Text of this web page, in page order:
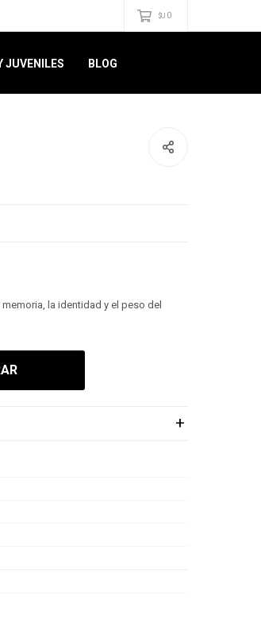
JUVENILES BLOG
$U 0
la identidad y el peso del